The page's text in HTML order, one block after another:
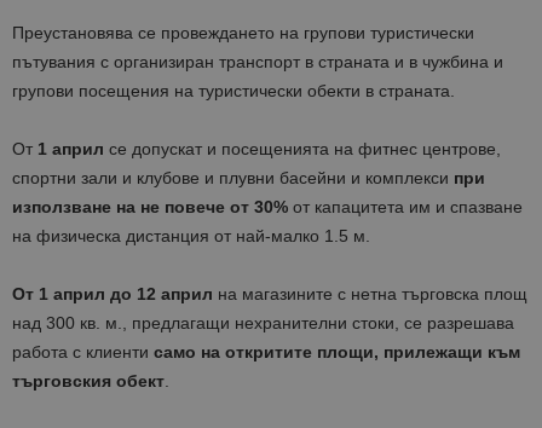
Преустановява се провеждането на групови туристически
пътувания с организиран транспорт в страната и в чужбина и
групови посещения на туристически обекти в страната.
От 1 април се допускат и посещенията на фитнес центрове,
спортни зали и клубове и плувни басейни и комплекси при
използване на не повече от 30% от капацитета им и спазване
на физическа дистанция от най-малко 1.5 м.
От 1 април до 12 април на магазините с нетна търговска площ
над 300 кв. м., предлагащи нехранителни стоки, се разрешава
работа с клиенти само на откритите площи, прилежащи към
търговския обект.